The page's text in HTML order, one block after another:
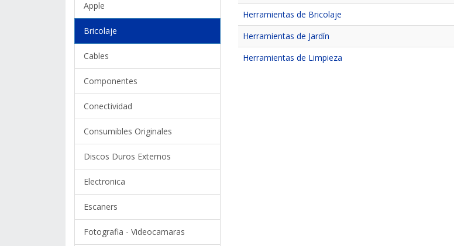
Apple
Bricolaje
Cables
Componentes
Conectividad
Consumibles Originales
Discos Duros Externos
Electronica
Escaners
Fotografia - Videocamaras
Herramientas de Bricolaje
Herramientas de Jardín
Herramientas de Limpieza